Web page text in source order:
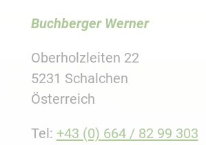
Buchberger Werner
Oberholzleiten 22
5231 Schalchen
Österreich
Tel: +43 (0) 664 / 82 99 303